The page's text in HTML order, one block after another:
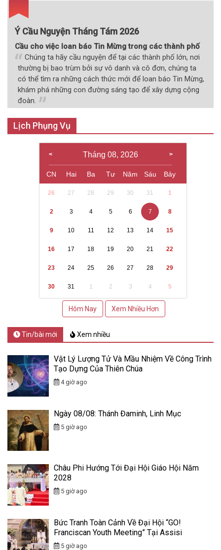
Ý Cầu Nguyện Tháng Tám 2026
Cầu cho việc loan báo Tin Mừng trong các thành phố
Chúng ta hãy cầu nguyện để tại các thành phố lớn, nơi
thường bị bao trùm bởi sự vô danh và cô đơn, chúng ta
có thể tìm ra những cách thức mới để loan báo Tin Mừng,
khám phá những con đường sáng tạo để xây dựng cộng
đoàn.
Lịch Phụng Vụ
Tháng 08, 2026
CN Hai Ba Tư Năm Sáu Bảy
26 27 28 29 30 31 1
2 3 4 5 6 7 8
9 10 11 12 13 14 15
16 17 18 19 20 21 22
23 24 25 26 27 28 29
30 31 1 2 3 4 5
Hôm Nay Xem Nhiều Hơn
Tin/bài mới Xem nhiều
Vật Lý Lượng Tử Và Mầu Nhiệm Về Công Trình
Tạo Dựng Của Thiên Chúa
4 giờ ago
Ngày 08/08: Thánh Đaminh, Linh Mục
5 giờ ago
Châu Phi Hướng Tới Đại Hội Giáo Hội Năm
2028
5 giờ ago
Bức Tranh Toàn Cảnh Về Đại Hội “GO!
Franciscan Youth Meeting” Tại Assisi
5 giờ ago